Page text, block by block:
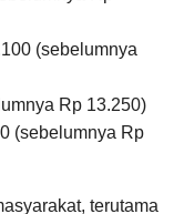
(sebelumnya
Rp 13.250)
(sebelumnya Rp
terutama